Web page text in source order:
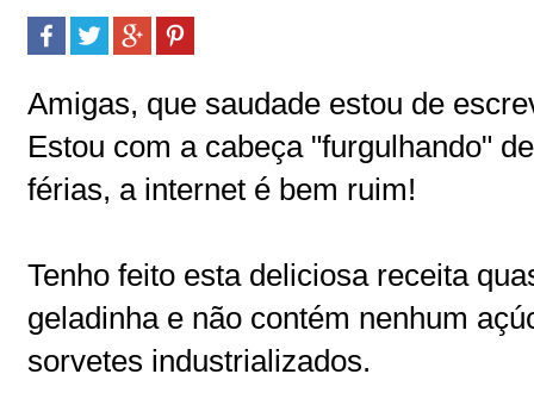
Amigas, que saudade estou de
Estou com a cabeça "furgulhando"
férias, a internet é bem ruim!
Tenho feito esta deliciosa receita
geladinha e não contém nenhum
sorvetes industrializados.